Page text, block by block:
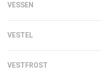
VESSEN
VESTEL
VESTFROST